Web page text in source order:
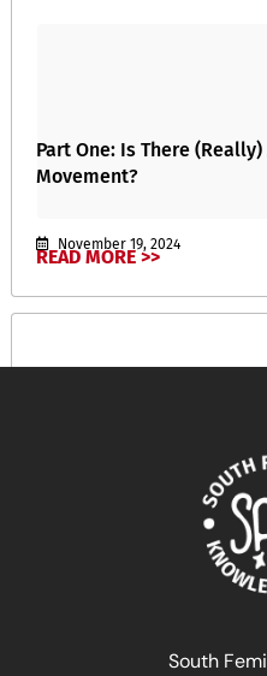
Part One: Is There
Movement?
November 19, 2024
READ MORE >>
SEXE, GENRE ET SOCIÉTÉ.
South